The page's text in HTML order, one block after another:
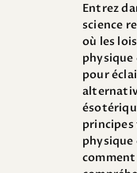
BLOG
Entrez
science
où les
pour